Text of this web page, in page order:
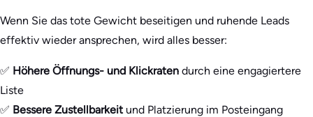
Wenn Sie das tote Gewicht beseitigen und ruhende Leads
effektiv wieder ansprechen, wird alles besser:
✅ Höhere Öffnungs- und Klickraten durch eine engagiertere
Liste
✅ Bessere Zustellbarkeit und Platzierung im Posteingang